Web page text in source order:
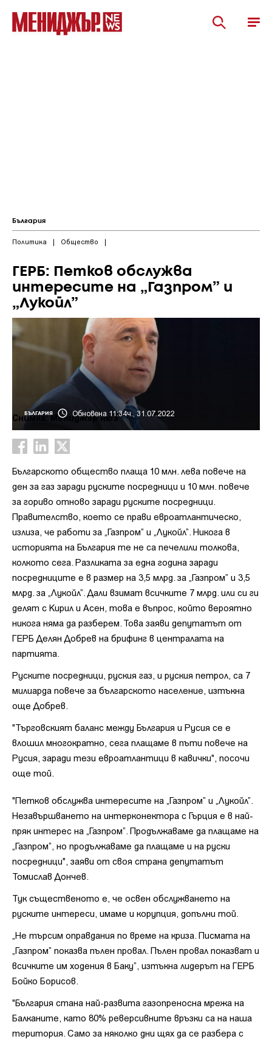
България
Политика | Общество |
ГЕРБ: Петков обслужва
интересите на „Газпром” и
„Лукойл”
БЪЛГАРИЯ Обновена 11:34ч., 31.07.2022
Снимка: Мениджър нюз
Българското общество плаща 10 млн. лева повече на
ден за газ заради руските посредници и 10 млн. повече
за гориво отново заради руските посредници.
Правителство, което се прави евроатлантическо,
излиза, че работи за „Газпром” и „Лукойл”. Никога в
историята на България те не са печелили толкова,
колкото сега. Разликата за една година заради
посредниците е в размер на 3,5 млрд. за „Газпром” и 3,5
млрд. за „Лукойл”. Дали взимат всичките 7 млрд. или си ги
делят с Кирил и Асен, това е въпрос, който вероятно
никога няма да разберем. Това заяви депутатът от
ГЕРБ Делян Добрев на брифинг в централата на
партията.
Руските посредници, руския газ, и руския петрол, са 7
милиарда повече за българското население, изтъкна
още Добрев.
"Търговският баланс между България и Русия се е
влошил многократно, сега плащаме в пъти повече на
Русия, заради тези евроатлантици в кавички", посочи
още той.
"Петков обслужва интересите на „Газпром” и „Лукойл”.
Незавършването на интерконектора с Гърция е в най-
пряк интерес на „Газпром”. Продължаваме да плащаме на
„Газпром”, но продължаваме да плащаме и на руски
посредници", заяви от своя страна депутатът
Томислав Дончев.
Тук същественото е, че освен обслужването на
руските интереси, имаме и корупция, допълни той.
„Не търсим оправдания по време на криза. Писмата на
„Газпром” показва пълен провал. Пълен провал показват и
всичките им ходения в Баку”, изтъкна лидерът на ГЕРБ
Бойко Борисов.
"България стана най-развита газопреносна мрежа на
Балканите, като 80% реверсивните връзки са на наша
територия. Само за няколко дни щях да се разбера с